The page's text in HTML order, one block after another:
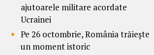
ajutoarele militare acordate
Ucrainei
Pe 26 octombrie, România trăiește
un moment istoric